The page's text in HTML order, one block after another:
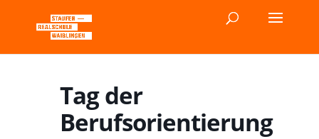
Tag der
Berufsorientierung